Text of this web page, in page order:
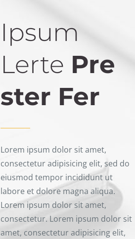
Ipsum
Lerte Pre
s­ter Fer
Lorem ipsum dolor sit amet,
consec­te­tur adipi­si­cing elit, sed do
eius­mod tempor inci­did­unt ut
labore et dolore magna aliqua.
Lorem ipsum dolor sit amet,
consec­te­tur. Lorem ipsum dolor sit
amet, consec­te­tur adipi­si­cing elit,